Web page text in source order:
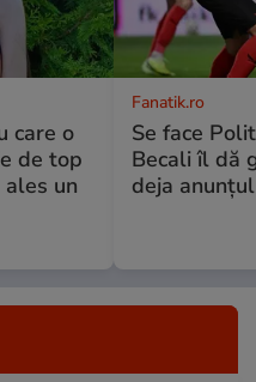
care o
de top
un
Fanatik.ro
Se face
Becali îl dă
deja anunțul